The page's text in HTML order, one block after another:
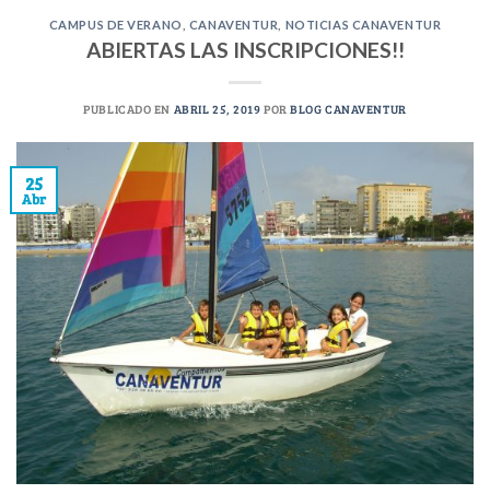
CAMPUS DE VERANO CANAVENTUR NOTICIAS CANAVENTUR
ABIERTAS LAS INSCRIPCIONES!!
PUBLICADO EN ABRIL 25, 2019 PORBLOG CANAVENTUR
25
Abr